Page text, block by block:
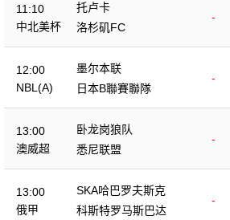
11:10
中北美杯
托卢卡
-
洛杉矶FC
12:00
NBL(A)
墨尔本联
-
日本B聯賽聯隊
13:00
澳威超
卧龙岗狼队
-
悉尼联盟
13:00
俄甲
SKA哈巴罗夫斯克
-
科斯特罗马斯巴达